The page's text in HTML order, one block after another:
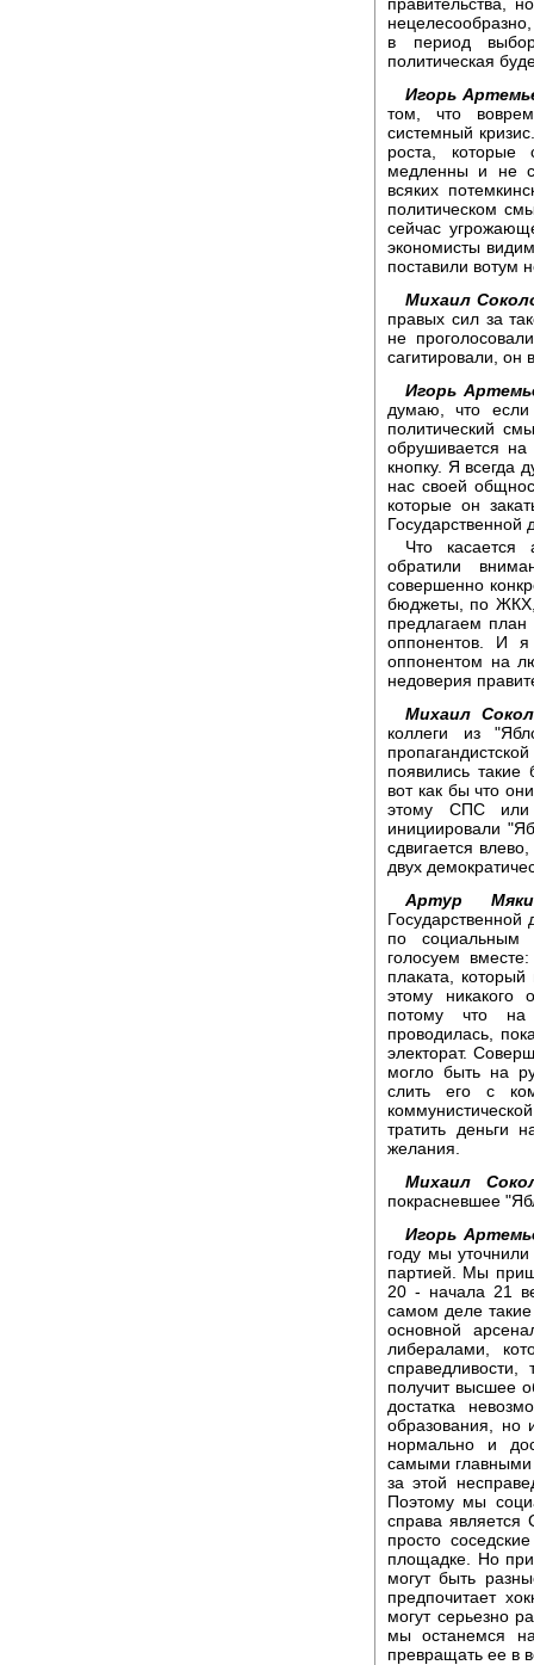
в период
политическая
Игорь
том, что
системный
роста, которые
медленны и не
всяких
политическом
сейчас
экономисты
поставили вотум
Михаил
правых сил за
не
сагитировали, он
Игорь
думаю, что
политический
обрушивается
кнопку. Я всегда
нас своей
которые он
Что касается
обратили
совершенно
бюджеты, по
предлагаем
оппонентов. И
оппонентом на
недоверия
Михаил
коллеги из
появились
вот как бы что
этому СПС или
инициировали
сдвигается
двух
Артур
Государственной
по
голосуем
плаката,
этому никакого
потому что на
проводилась,
электорат.
могло быть на
слить его с
тратить деньги
желания.
Михаил
покрасневшее
Игорь
году мы
партией. Мы
20 - начала 21
самом деле такие
основной
либералами,
получит высшее
достатка
образования, но
нормально и
самыми главными
за этой
Поэтому мы
справа
просто
площадке. Но
могут быть
предпочитает
могут серьезно
мы останемся
превращать ее в